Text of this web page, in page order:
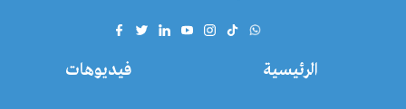
الرئيسية فيديوهات